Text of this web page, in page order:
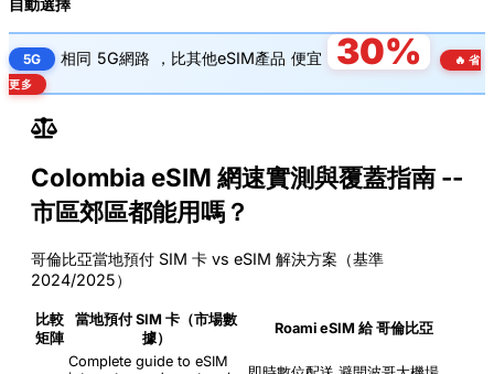
自動選擇
5G 相同 5G網路 ，比其他eSIM產品 便宜 30%
🔥 省
更多
Colombia eSIM 網速實測與覆蓋指南 --
市區郊區都能用嗎？
哥倫比亞當地預付 SIM 卡 vs eSIM 解決方案（基準
2024/2025）
比較
矩陣
當地預付 SIM 卡（市場數
據）
Roami eSIM 給 哥倫比亞
Complete guide to eSIM